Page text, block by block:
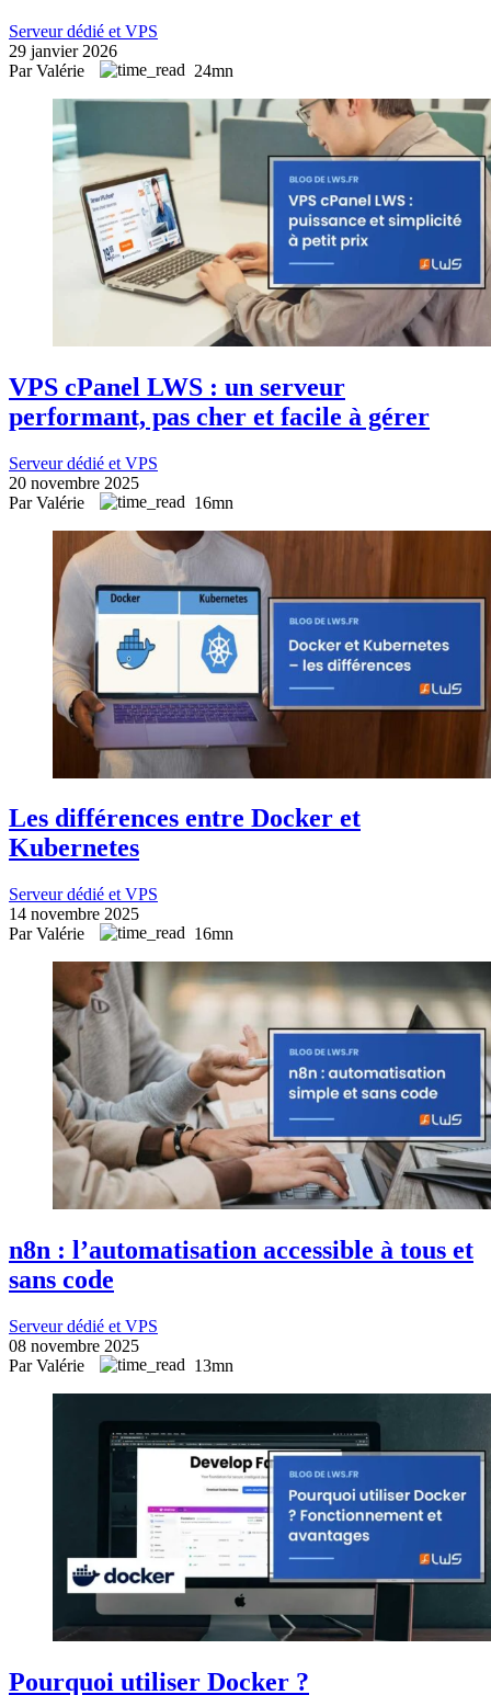
Serveur dédié et VPS
29 janvier 2026
Par Valérie
24mn
VPS cPanel LWS : un serveur
performant, pas cher et facile à gérer
Serveur dédié et VPS
20 novembre 2025
Par Valérie
16mn
Les différences entre Docker et
Kubernetes
Serveur dédié et VPS
14 novembre 2025
Par Valérie
16mn
n8n : l’automatisation accessible à tous et
sans code
Serveur dédié et VPS
08 novembre 2025
Par Valérie
13mn
Pourquoi utiliser Docker ?